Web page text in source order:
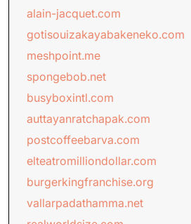
alain-jacquet.com
gotisouizakayabakeneko.com
meshpoint.me
spongebob.net
busyboxintl.com
auttayanratchapak.com
postcoffeebarva.com
elteatromilliondollar.com
burgerkingfranchise.org
vallarpadathamma.net